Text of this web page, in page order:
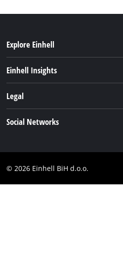
Explore Einhell
Usluge
Brushless
Einhell Insights
Einhell globalno
Legal
Compliance
Social Networks
YouТube
© 2026 Einhell BiH d.o.o.